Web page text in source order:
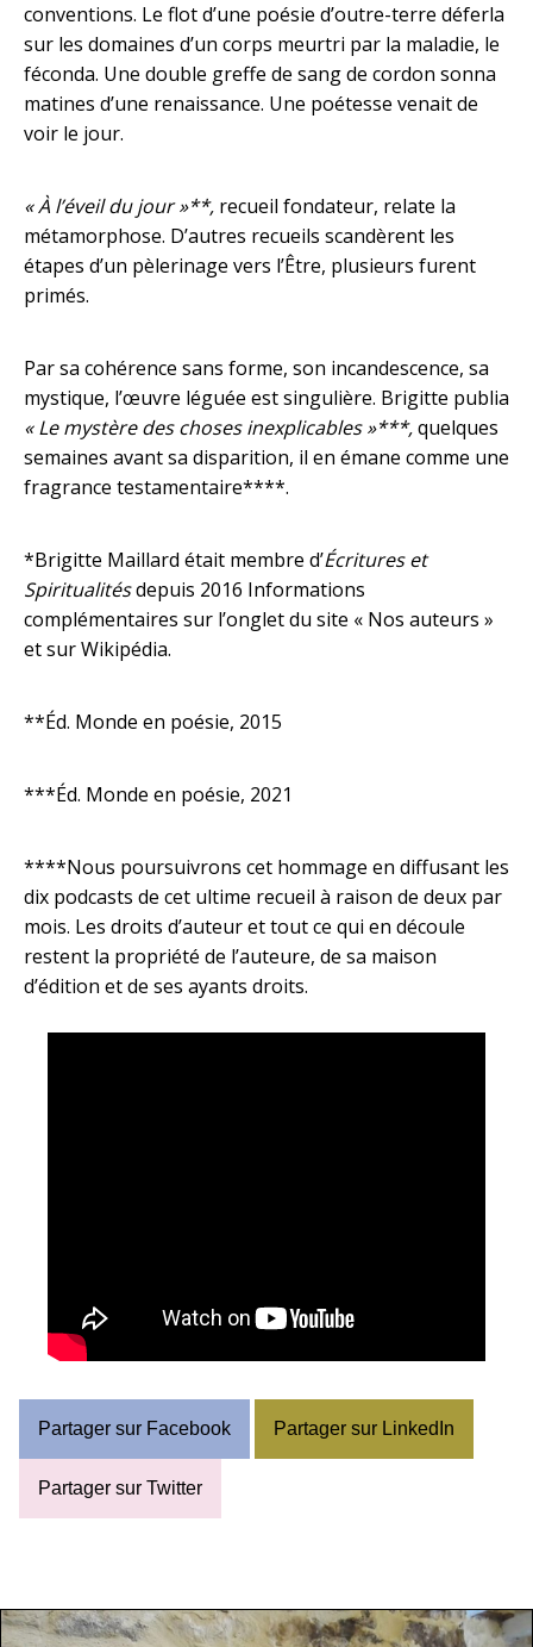
conventions. Le flot d’une poésie d’outre-terre déferla
sur les domaines d’un corps meurtri par la maladie, le
féconda. Une double greffe de sang de cordon sonna
matines d’une renaissance. Une poétesse venait de
voir le jour.
« À l’éveil du jour »**, recueil fondateur, relate la
métamorphose. D’autres recueils scandèrent les
étapes d’un pèlerinage vers l’Être, plusieurs furent
primés.
Par sa cohérence sans forme, son incandescence, sa
mystique, l’œuvre léguée est singulière. Brigitte publia
« Le mystère des choses inexplicables »***,quelques
semaines avant sa disparition, il en émane comme une
fragrance testamentaire****.
*Brigitte Maillard était membre d’Écritures et
Spiritualitésdepuis 2016 Informations
complémentaires sur l’onglet du site « Nos auteurs »
et sur Wikipédia.
**Éd. Monde en poésie, 2015
***Éd. Monde en poésie, 2021
****Nous poursuivrons cet hommage en diffusant les
dix podcasts de cet ultime recueil à raison de deux par
mois. Les droits d’auteur et tout ce qui en découle
restent la propriété de l’auteure, de sa maison
d’édition et de ses ayants droits.
Partager sur Facebook Partager sur LinkedIn
Partager sur Twitter